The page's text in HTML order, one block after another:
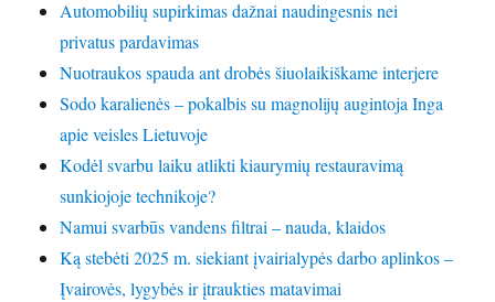
Automobilių supirkimas dažnai naudingesnis nei
privatus pardavimas
Nuotraukos spauda ant drobės šiuolaikiškame interjere
Sodo karalienės – pokalbis su magnolijų augintoja Inga
apie veisles Lietuvoje
Kodėl svarbu laiku atlikti kiaurymių restauravimą
sunkiojoje technikoje?
Namui svarbūs vandens filtrai – nauda, klaidos
Ką stebėti 2025 m. siekiant įvairialypės darbo aplinkos –
Įvairovės, lygybės ir įtraukties matavimai